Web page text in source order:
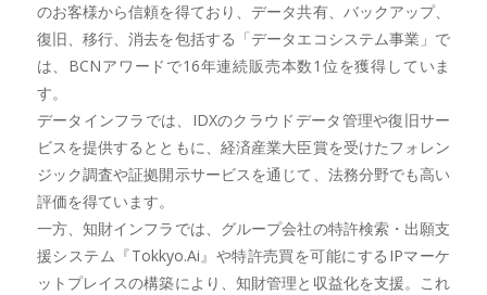
のお客様から信頼を得ており、データ共有、バックアップ、
復旧、移行、消去を包括する「データエコシステム事業」で
は、BCNアワードで16年連続販売本数1位を獲得していま
す。
データインフラでは、IDXのクラウドデータ管理や復旧サー
ビスを提供するとともに、経済産業大臣賞を受けたフォレン
ジック調査や証拠開示サービスを通じて、法務分野でも高い
評価を得ています。
一方、知財インフラでは、グループ会社の特許検索・出願支
援システム『Tokkyo.Ai』や特許売買を可能にするIPマーケ
ットプレイスの構築により、知財管理と収益化を支援。これ